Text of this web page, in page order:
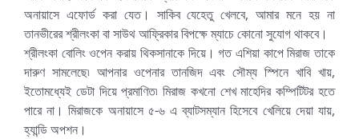
অনায়াসে এফোর্ড করা যেত। সাকিব যেহেতু খেলবে, আমার মনে হয় না
তানভীরের শ্রীলংকা বা সাউথ আফ্রিকার বিপক্ষে ম্যাচে কোনো সুযোগ থাকবে।
শ্রীলংকা বোলিং ওপেন করায় থিকসানাকে দিয়ে। গত এশিয়া কাপে মিরাজ তাকে
দারুণ সামলেছে৷ আপনার ওপেনার তানজিদ এবং সৌম্য স্পিনে খাবি খায়,
ইতোমধ্যেই ডেটা দিয়ে প্রমাণিত৷ মিরাজ কখনো শেখ মাহেদির কম্পিটিটর হতে
পারে না। মিরাজকে অনায়াসে ৫-৬ এ ব্যাটসম্যান হিসেবে খেলিয়ে দেয়া যায়,
হ্যান্ডি অপশন।